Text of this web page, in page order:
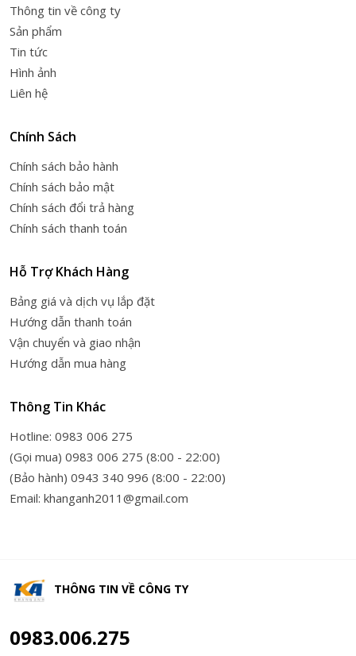
Thông tin về công ty
Sản phẩm
Tin tức
Hình ảnh
Liên hệ
Chính Sách
Chính sách bảo hành
Chính sách bảo mật
Chính sách đổi trả hàng
Chính sách thanh toán
Hỗ Trợ Khách Hàng
Bảng giá và dịch vụ lắp đặt
Hướng dẫn thanh toán
Vận chuyển và giao nhận
Hướng dẫn mua hàng
Thông Tin Khác
Hotline: 0983 006 275
(Gọi mua) 0983 006 275 (8:00 - 22:00)
(Bảo hành) 0943 340 996 (8:00 - 22:00)
Email: khanganh2011@gmail.com
THÔNG TIN VỀ CÔNG TY
0983.006.275